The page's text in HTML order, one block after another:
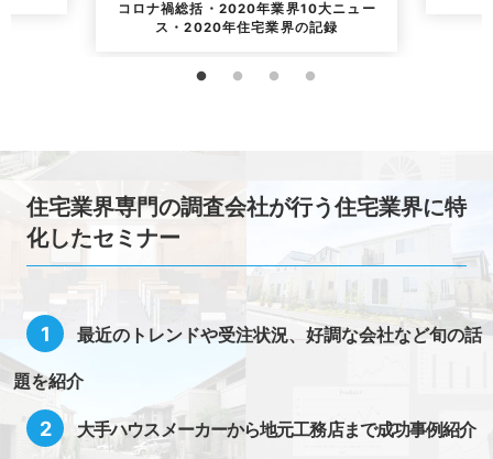
コロナ禍総括・2020年業界10大ニュー
ス・2020年住宅業界の記録
住宅業界専門の調査会社が行う住宅業界に特
化したセミナー
最近のトレンドや受注状況、好調な会社など旬の話
題を紹介
大手ハウスメーカーから地元工務店まで成功事例紹介